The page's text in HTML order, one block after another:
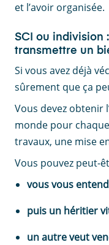
et l’avoir organisée.
SCI ou indivision
transmettre un
Si vous avez déjà
sûrement que ça
Vous devez obtenir
monde pour
travaux, une mise
Vous pouvez peut-
vous vous
puis un héritier
un autre veut